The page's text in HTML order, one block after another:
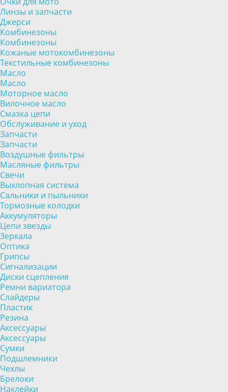
Линзы и запчасти
Джерси
Комбинезоны
Комбинезоны
Кожаные мотокомбинезоны
Текстильные комбинезоны
Масло
Масло
Моторное масло
Вилочное масло
Смазка цепи
Обслуживание и уход
Запчасти
Запчасти
Воздушные фильтры
Масляные фильтры
Свечи
Выхлопная система
Сальники и пыльники
Тормозные колодки
Аккумуляторы
Цепи звезды
Зеркала
Оптика
Грипсы
Сигнализации
Диски сцепления
Ремни вариатора
Слайдеры
Пластик
Резина
Аксессуары
Аксессуары
Сумки
Подшлемники
Чехлы
Брелоки
Наклейки